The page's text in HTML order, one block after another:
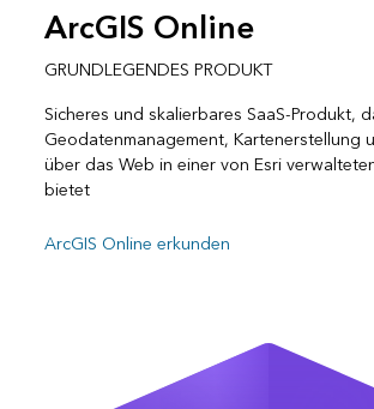
ArcGIS Online
GRUNDLEGENDES PRODUKT
Sicheres und skalierbares SaaS-Produkt,
Geodatenmanagement, Kartenerstellung
über das Web in einer von Esri
bietet
ArcGIS Online erkunden